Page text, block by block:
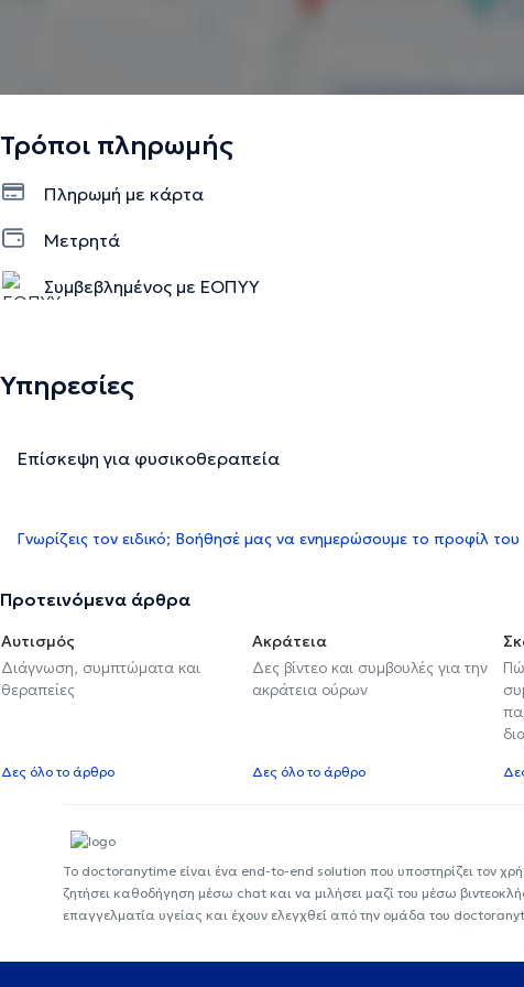
Τρόποι πληρωμής
Πληρωμή με κάρτα
Μετρητά
Συμβεβλημένος με ΕΟΠΥΥ
Υπηρεσίες
Επίσκεψη για φυσικοθεραπεία
Γνωρίζεις τον ειδικό; Βοήθησέ μας να ενημερώσουμε το προφίλ του
Προτεινόμενα άρθρα
Αυτισμός
Διάγνωση, συμπτώματα και
θεραπείες
Δες όλο το άρθρο
Ακράτεια
Δες βίντεο και συμβουλές για την
ακράτεια ούρων
Δες όλο το άρθρο
Το doctoranytime είναι ένα end-to-end solution που υποστηρίζει τον
ζητήσει καθοδήγηση μέσω chat και να μιλήσει μαζί του μέσω
επαγγελματία υγείας και έχουν ελεγχθεί από την ομάδα του